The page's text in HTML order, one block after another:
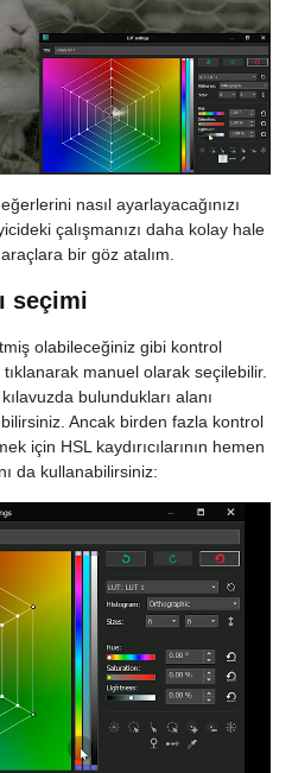
nasıl ayarlayacağınızı
çalışmanızı daha kolay hale
bir göz atalım.
seçimi
olabileceğiniz gibi kontrol
manuel olarak seçilebilir.
bulundukları alanı
Ancak birden fazla kontrol
için HSL kaydırıcılarının hemen
da kullanabilirsiniz: